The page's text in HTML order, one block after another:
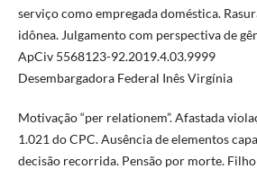
serviço como empregada doméstica.
idônea. Julgamento com perspectiva de
ApCiv 5568123-92.2019.4.03.9999
Desembargadora Federal Inês Virgínia
Motivação “per relationem”. Afastada
1.021 do CPC. Ausência de elementos
decisão recorrida. Pensão por morte.